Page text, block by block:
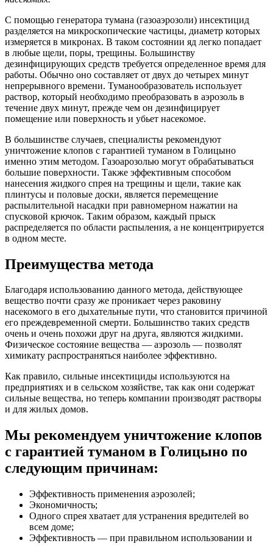
С помощью генератора тумана (газоаэрозоли) инсектицид
разделяется на микроскопические частицы, диаметр которых
измеряется в микронах. В таком состоянии яд легко попадает
в любые щели, поры, трещины. Большинству
дезинфицирующих средств требуется определенное время для
работы. Обычно оно составляет от двух до четырех минут
непрерывного времени. Туманообразователь использует
раствор, который необходимо преобразовать в аэрозоль в
течение двух минут, прежде чем он дезинфицирует
помещение или поверхность и убьет насекомое.
В большинстве случаев, специалисты рекомендуют
уничтожение клопов с гарантией туманом в Голицыно
именно этим методом. Газоарозолью могут обрабатываться
большие поверхности. Также эффективным способом
нанесения жидкого спрея на трещины и щели, такие как
плинтусы и половые доски, является перемещение
распылительной насадки при равномерном нажатии на
спусковой крючок. Таким образом, каждый прыск
распределяется по области распыления, а не концентрируется
в одном месте.
Преимущества метода
Благодаря использованию данного метода, действующее
вещество почти сразу же проникает через раковину
насекомого в его дыхательные пути, что становится причиной
его преждевременной смерти. Большинство таких средств
очень и очень похожи друг на друга, являются жидкими.
Физическое состояние вещества — аэрозоль — позволят
химикату распространяться наиболее эффективно.
Как правило, сильные инсектициды используются на
предприятиях и в сельском хозяйстве, так как они содержат
сильные вещества, но теперь компании производят растворы
и для жилых домов.
Мы рекомендуем уничтожение клопов
с гарантией туманом в Голицыно по
следующим причинам:
Эффективность применения аэрозолей;
Экономичность;
Одного спрея хватает для устранения вредителей во
всем доме;
Эффективность — при правильном использовании и